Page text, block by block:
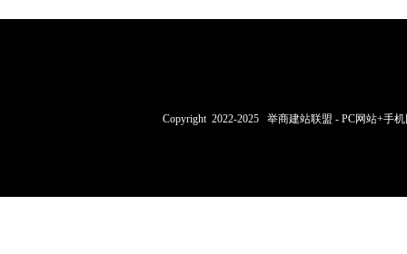
Copyright 2022-2025 举商建站联盟 - PC网站+手